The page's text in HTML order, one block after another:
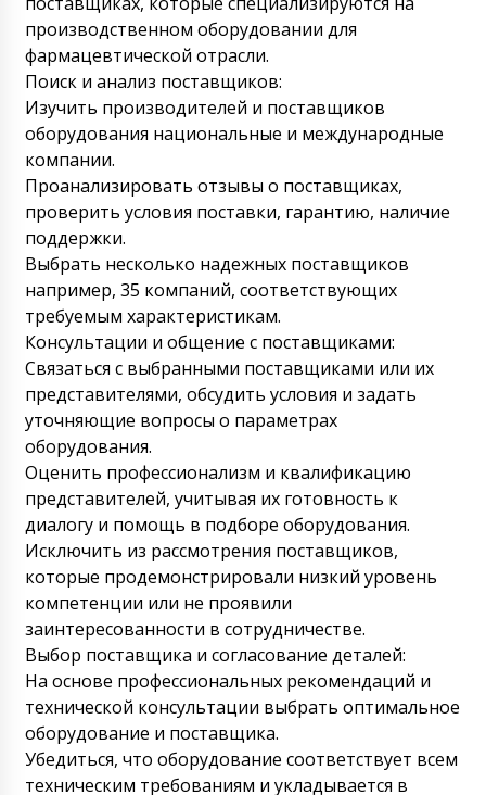
производственном оборудовании для
фармацевтической отрасли.
Поиск и анализ поставщиков:
Изучить производителей и поставщиков
оборудования национальные и международные
компании.
Проанализировать отзывы о поставщиках,
проверить условия поставки, гарантию, наличие
поддержки.
Выбрать несколько надежных поставщиков
например, 35 компаний, соответствующих
требуемым характеристикам.
Консультации и общение с поставщиками:
Связаться с выбранными поставщиками или их
представителями, обсудить условия и задать
уточняющие вопросы о параметрах
оборудования.
Оценить профессионализм и квалификацию
представителей, учитывая их готовность к
диалогу и помощь в подборе оборудования.
Исключить из рассмотрения поставщиков,
которые продемонстрировали низкий уровень
компетенции или не проявили
заинтересованности в сотрудничестве.
Выбор поставщика и согласование деталей:
На основе профессиональных рекомендаций и
технической консультации выбрать оптимальное
оборудование и поставщика.
Убедиться, что оборудование соответствует всем
техническим требованиям и укладывается в
сообщите. Спасибо.
09/08/2026 09:10
Полина
Здравствуйте, быстро спрошу , что с
котлом для нанесения пленочного
покрытия BG-80 и ультразвуковой машиной
для запайки пластиковых туб HX-7, договор
09/08/2026 09:20
Роман Цибульский
Полина, добрый день! Ваши позиции
производят разные фабрики, по HX-7
фабрика сообщила, что уже 90%
готовности, по BG-80 ждем ответ завтра
до 13:30. Мы сразу же отпишемся.
09/08/2026 09:23
Руслана
Приехала сегодня от вас машина розлива
жидкостей в пластиковую упаковку BB-152,
помните нас ? Где документы ?
09/08/2026 09:30
Роман Цибульский
Руслана, здравствуйте! Оригиналы
отгрузочных документов доставят в Пензу
в первой половине дня. Просим выслать
подписанные экземпляры в наш адрес.
09/08/2026 09:33
Артур
Добрый день, мы получили дозатор
порошков в пластиковые флаконы PR-15,
запланировали завтра до 12:30 вскрыть
ящик и протестировать.
09/08/2026 09:40